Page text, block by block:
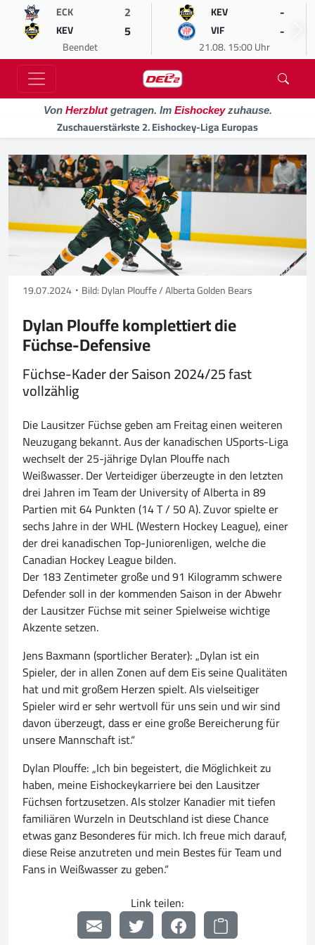
ECK 2
KEV 5
Beendet
KEV -
VIF -
21.08. 15:00 Uhr
Von Herzblutgetragen. Im Eishockeyzuhause.
Zuschauerstärkste 2. Eishockey-Liga Europas
19.07.2024 Bild: Dylan Plouffe / Alberta Golden Bears
Dylan Plouffe komplettiert die
Füchse-Defensive
Füchse-Kader der Saison 2024/25 fast
vollzählig
Die Lausitzer Füchse geben am Freitag einen weiteren
Neuzugang bekannt. Aus der kanadischen USports-Liga
wechselt der 25-jährige Dylan Plouffe nach
Weißwasser. Der Verteidiger überzeugte in den letzten
drei Jahren im Team der University of Alberta in 89
Partien mit 64 Punkten (14 T / 50 A). Zuvor spielte er
sechs Jahre in der WHL (Western Hockey League), einer
der drei kanadischen Top-Juniorenligen, welche die
Canadian Hockey League bilden.
Der 183 Zentimeter große und 91 Kilogramm schwere
Defender soll in der kommenden Saison in der Abwehr
der Lausitzer Füchse mit seiner Spielweise wichtige
Akzente setzen.
Jens Baxmann (sportlicher Berater): „Dylan ist ein
Spieler, der in allen Zonen auf dem Eis seine Qualitäten
hat und mit großem Herzen spielt. Als vielseitiger
Spieler wird er sehr wertvoll für uns sein und wir sind
davon überzeugt, dass er eine große Bereicherung für
unsere Mannschaft ist.“
Dylan Plouffe: „Ich bin begeistert, die Möglichkeit zu
haben, meine Eishockeykarriere bei den Lausitzer
Füchsen fortzusetzen. Als stolzer Kanadier mit tiefen
familiären Wurzeln in Deutschland ist diese Chance
etwas ganz Besonderes für mich. Ich freue mich darauf,
diese Reise anzutreten und mein Bestes für Team und
Fans in Weißwasser zu geben.“
Link teilen: